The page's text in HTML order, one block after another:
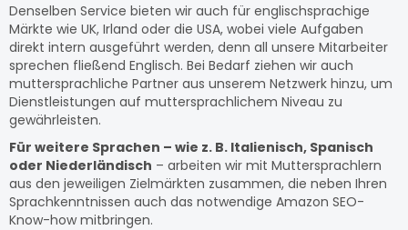
Denselben Service bieten wir auch für englischsprachige
Märkte wie UK, Irland oder die USA, wobei viele Aufgaben
direkt intern ausgeführt werden, denn all unsere Mitarbeiter
sprechen fließend Englisch. Bei Bedarf ziehen wir auch
muttersprachliche Partner aus unserem Netzwerk hinzu, um
Dienstleistungen auf muttersprachlichem Niveau zu
gewährleisten.
Für weitere Sprachen – wie z. B. Italienisch, Spanisch
oder Niederländisch – arbeiten wir mit Muttersprachlern
aus den jeweiligen Zielmärkten zusammen, die neben Ihren
Sprachkenntnissen auch das notwendige Amazon SEO-
Know-how mitbringen.